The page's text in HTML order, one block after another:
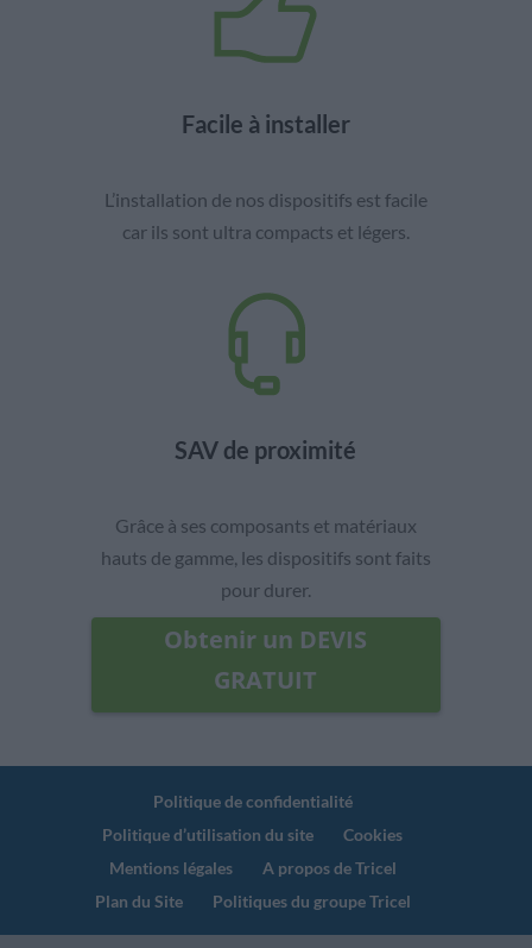
Facile à installer
L’installation de nos dispositifs est facile
car ils sont ultra compacts et légers.
SAV de proximité
Grâce à ses composants et matériaux
hauts de gamme, les dispositifs sont faits
pour durer.
Obtenir un DEVIS
GRATUIT
Politique de confidentialité
Politique d’utilisation du site
Cookies
Mentions légales
A propos de Tricel
Plan du Site
Politiques du groupe Tricel